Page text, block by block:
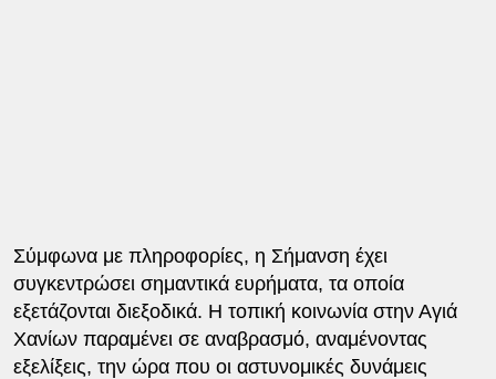
Σύμφωνα με πληροφορίες, η Σήμανση έχει
συγκεντρώσει σημαντικά ευρήματα, τα οποία
εξετάζονται διεξοδικά. Η τοπική κοινωνία στην Αγιά
Χανίων παραμένει σε αναβρασμό, αναμένοντας
εξελίξεις, την ώρα που οι αστυνομικές δυνάμεις